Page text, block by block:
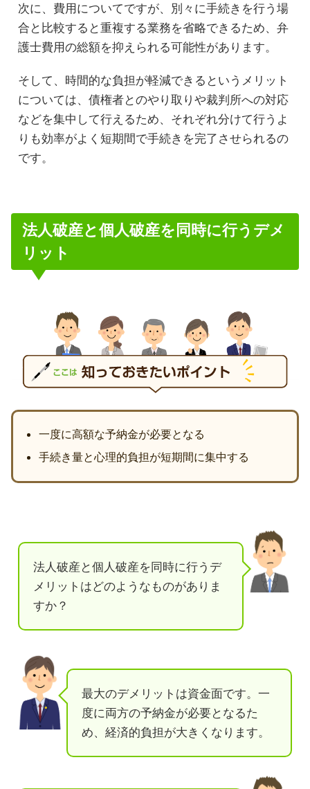
次に、費用についてですが、別々に手続きを行う場
合と比較すると重複する業務を省略できるため、弁
護士費用の総額を抑えられる可能性があります。
そして、時間的な負担が軽減できるというメリット
については、債権者とのやり取りや裁判所への対応
などを集中して行えるため、それぞれ分けて行うよ
りも効率がよく短期間で手続きを完了させられるの
です。
法人破産と個人破産を同時に行うデメ
リット
一度に高額な予納金が必要となる
手続き量と心理的負担が短期間に集中する
法人破産と個人破産を同時に行うデ
メリットはどのようなものがありま
すか？
最大のデメリットは資金面です。一
度に両方の予納金が必要となるた
め、経済的負担が大きくなります。